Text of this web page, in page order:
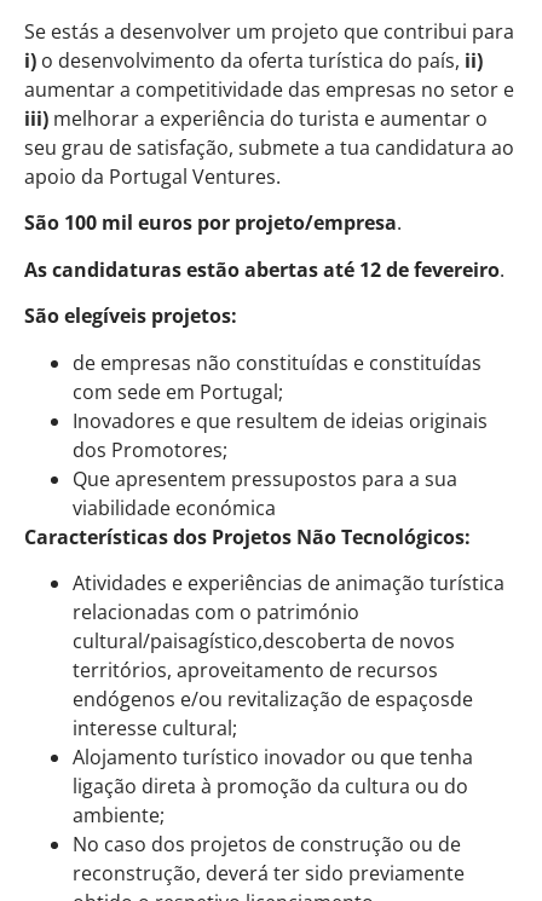
Se estás a desenvolver um projeto que contribui para
i) o desenvolvimento da oferta turística do país, ii)
aumentar a competitividade das empresas no setor e
iii) melhorar a experiência do turista e aumentar o
seu grau de satisfação, submete a tua candidatura ao
apoio da Portugal Ventures.
São 100 mil euros por projeto/empresa.
As candidaturas estão abertas até 12 de fevereiro.
São elegíveis projetos:
de empresas não constituídas e constituídas
com sede em Portugal;
Inovadores e que resultem de ideias originais
dos Promotores;
Que apresentem pressupostos para a sua
viabilidade económica
Características dos Projetos Não Tecnológicos:
Atividades e experiências de animação turística
relacionadas com o património
cultural/paisagístico,descoberta de novos
territórios, aproveitamento de recursos
endógenos e/ou revitalização de espaçosde
interesse cultural;
Alojamento turístico inovador ou que tenha
ligação direta à promoção da cultura ou do
ambiente;
No caso dos projetos de construção ou de
reconstrução, deverá ter sido previamente